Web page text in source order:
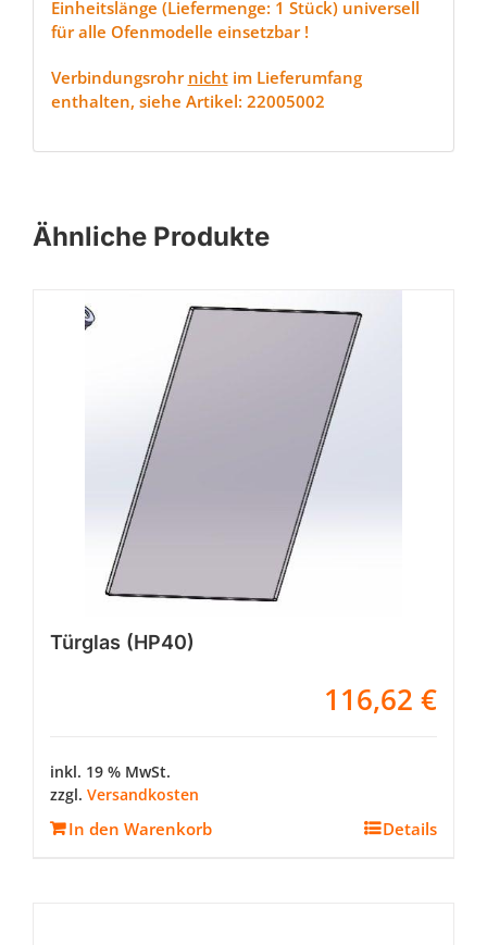
Einheitslänge (Liefermenge: 1 Stück) universell
für alle Ofenmodelle einsetzbar !
Verbindungsrohr nichtim Lieferumfang
enthalten, siehe Artikel: 22005002
Ähnliche Produkte
Türglas (HP40)
116,62 €
inkl. 19 % MwSt.
zzgl. Versandkosten
In den Warenkorb Details